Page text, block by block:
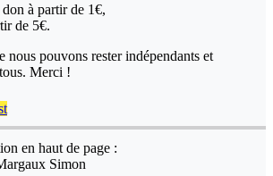
à partir de 1€,
de 5€.
nous pouvons rester indépendants et
Merci !
en haut de page :
Simon